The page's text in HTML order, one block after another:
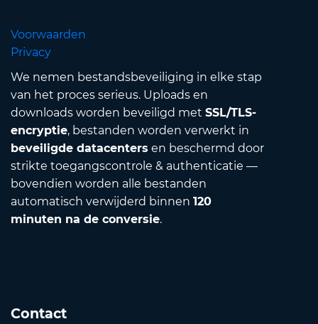
Voorwaarden
Privacy
We nemen bestandsbeveiliging in elke stap
van het proces serieus. Uploads en
downloads worden beveiligd met SSL/TLS-
encryptie, bestanden worden verwerkt in
beveiligde datacenters en beschermd door
strikte toegangscontrole & authenticatie —
bovendien worden alle bestanden
automatisch verwijderd binnen 120
minuten na de conversie.
Contact